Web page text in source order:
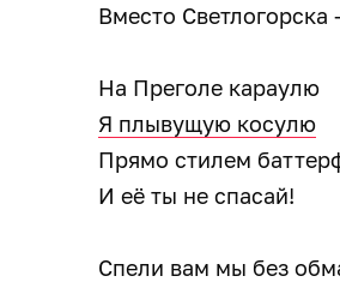
Вместо
На Преголе караулю
Я плывущую косулю
Прямо стилем
И её ты не спасай!
Спели вам мы без